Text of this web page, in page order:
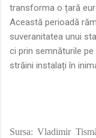
transforma o țară
Această perioadă
suveranitatea unui
ci prin semnăturile
străini instalați în
Sursa: Vladimir